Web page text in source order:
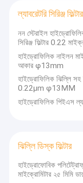
ল্যাবরেটরি সিরিঞ্জ ফিল্টার
নন স্টেরাইল
সিরিঞ্জ ফিল্টার 0.22
হাইড্রোফিলিক নাইলন
আকার φ13mm
হাইড্রোফিলিক ঝিল্লি সহ
0.22μm φ13MM
হাইড্রোফিলিক পিইএস
ঝিল্লি ডিস্ক ফিল্টার
হাইড্রোফোবিক
মাইক্রোমিটার ২৫ মিমি